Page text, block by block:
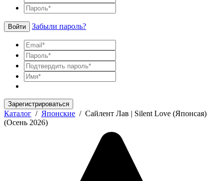
Войти Забыли пароль?
Зарегистрироваться
Каталог / Японские / Сайлент Лав | Silent Love (Японсая)
(Осень 2026)